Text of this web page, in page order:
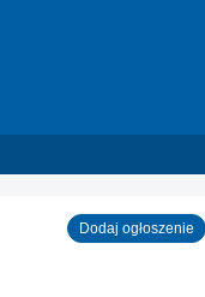
Dodaj ogłoszenie